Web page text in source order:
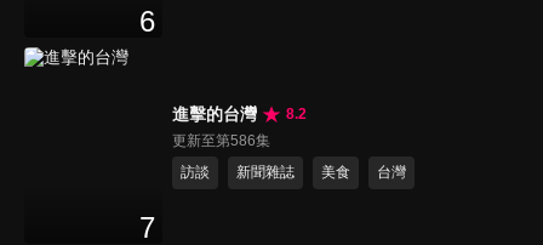
6
7
進擊的台灣
8.2
更新至第586集
訪談
新聞雜誌 美食 台灣